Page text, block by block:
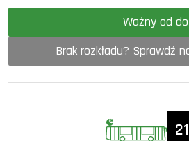
Ważny od do
Brak rozkładu? Sprawdź